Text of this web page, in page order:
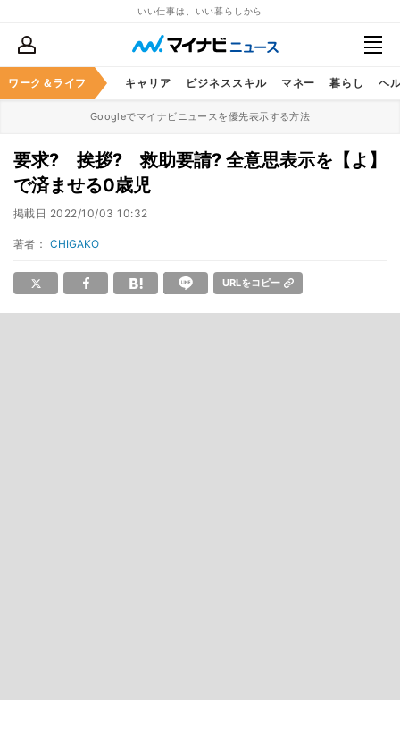
いい仕事は、いい暮らしから
ワーク＆ライフ キャリア ビジネススキル マネー 暮らし ヘ
Googleでマイナビニュースを優先表示する方法
要求? 挨拶? 救助要請? 全意思表示を【よ】
で済ませる0歳児
掲載日 2022/10/03 10:32
著者： CHIGAKO
URLをコピー